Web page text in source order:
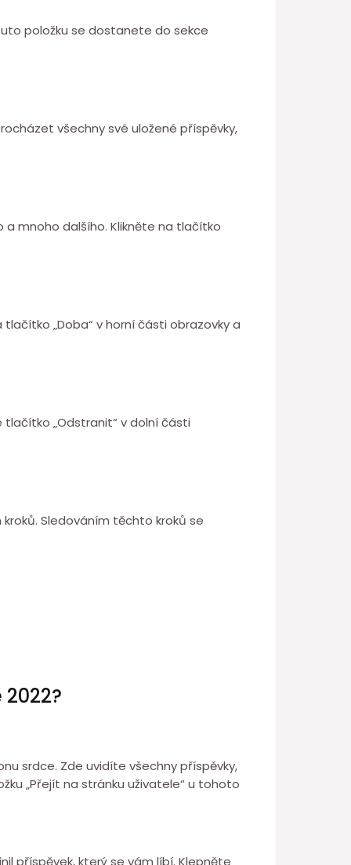
položku se dostanete do sekce
všechny své uložené příspěvky,
mnoho dalšího. Klikněte na tlačítko
„Doba“ v horní části obrazovky a
„Odstranit“ v dolní části
Sledováním těchto kroků se
srdce. Zde uvidíte všechny příspěvky,
„Přejít na stránku uživatele“ u tohoto
příspěvek, který se vám líbí. Klepněte